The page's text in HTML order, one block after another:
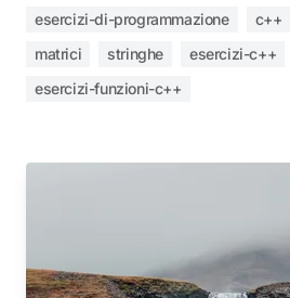
esercizi-di-programmazione c++
matrici
stringhe
esercizi-c++
esercizi-funzioni-c++